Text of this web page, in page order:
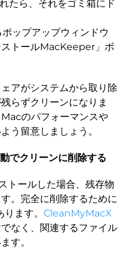
たら、それをゴミ箱にド
ップアップウィンドウ
トールMacKeeper」ボ
アがシステムから取り除
らずクリーンになりま
のパフォーマンスや
う留意しましょう。
でクリーンに削除する
トールした場合、残存物
。完全に削除するために
ます。 CleanMyMacX
なく、関連するファイル
す。